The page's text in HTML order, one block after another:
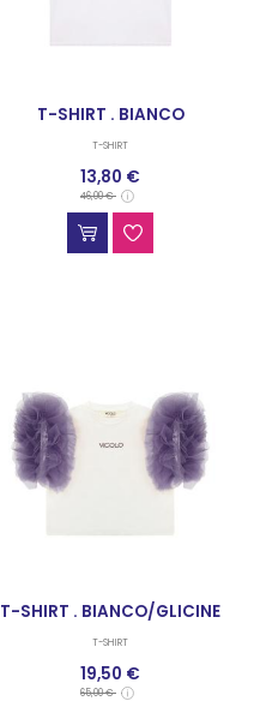
T-SHIRT . BIANCO
T-SHIRT
13,80 €
46,00 €
T-SHIRT . BIANCO/GLICINE
T-SHIRT
19,50 €
65,00 €